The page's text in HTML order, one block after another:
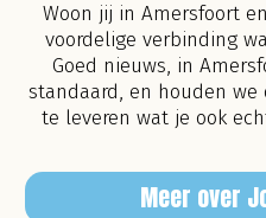
Woon jij in Amersfoort
voordelige verbinding
Goed nieuws, in
standaard, en houden
te leveren wat je ook
Meer over